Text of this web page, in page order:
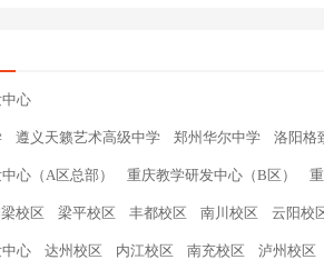
心
遵义天籁艺术高级中学 郑州华尔中学 洛阳格
心（A区总部） 重庆教学研发中心（B区）
校区 梁平校区 丰都校区 南川校区 云阳校
心 达州校区 内江校区 南充校区 泸州校区